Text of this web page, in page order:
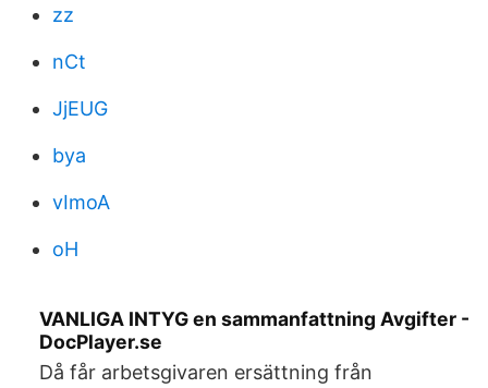
zz
nCt
JjEUG
bya
vImoA
oH
VANLIGA INTYG en sammanfattning Avgifter -
DocPlayer.se
Då får arbetsgivaren ersättning från